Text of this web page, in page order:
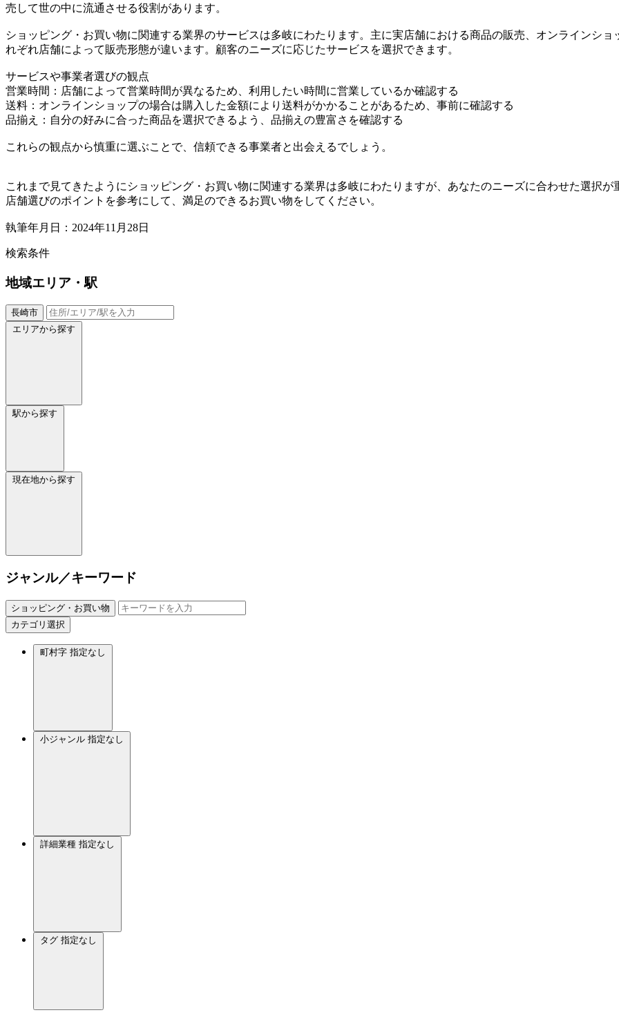
売して世の中に流通させる役割があります。
ショッピング・お買い物に関連する業界のサービスは多岐にわたります。主に実店舗における商品の販売、オンラインシ
れぞれ店舗によって販売形態が違います。顧客のニーズに応じたサービスを選択できます。
サービスや事業者選びの観点
営業時間：店舗によって営業時間が異なるため、利用したい時間に営業しているか確認する
送料：オンラインショップの場合は購入した金額により送料がかかることがあるため、事前に確認する
品揃え：自分の好みに合った商品を選択できるよう、品揃えの豊富さを確認する
これらの観点から慎重に選ぶことで、信頼できる事業者と出会えるでしょう。
これまで見てきたようにショッピング・お買い物に関連する業界は多岐にわたりますが、あなたのニーズに合わせた選択が
店舗選びのポイントを参考にして、満足のできるお買い物をしてください。
執筆年月日：2024年11月28日
検索条件
地域エリア・駅
長崎市
エリアから探す
駅から探す
現在地から探す
ジャンル／キーワード
ショッピング・お買い物
カテゴリ選択
町村字 指定なし
小ジャンル 指定なし
詳細業種 指定なし
タグ 指定なし